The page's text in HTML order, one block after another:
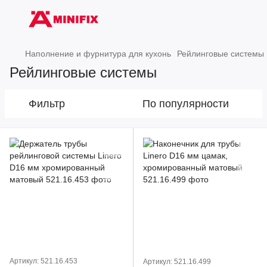
Наполнение и фурнитура для кухонь Рейлинговые системы
Рейлинговые системы
Фильтр По популярности
Артикул: 521.16.453 Артикул: 521.16.499